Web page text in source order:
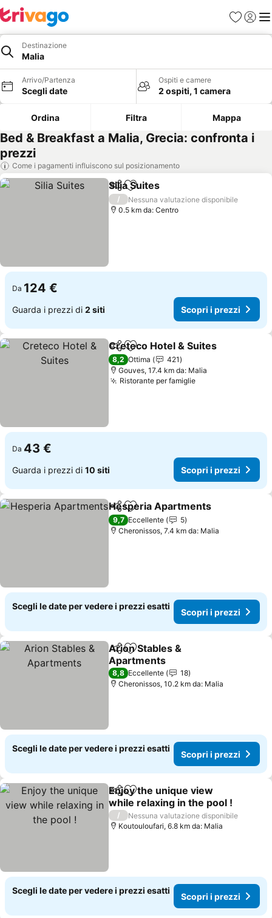
PreferitiAccedi
Destinazione
Malia
Arrivo/Partenza
Scegli date
Ospiti e camere
2 ospiti, 1 camera
Ordina Filtra Mappa
Bed & Breakfast a Malia, Grecia: confronta i
prezzi
Come i pagamenti influiscono sul posizionamento
CondividiAggiungi ai preferiti
Silia Suites
/
Nessuna valutazione disponibile
0.5 km da: Centro
Da 124 €
Guarda i prezzi di 2 siti Scopri i prezzi
CondividiAggiungi ai preferiti
Creteco Hotel & Suites
8,2 Ottima
421
Gouves, 17.4 km da: Malia
Ristorante per famiglie
Da 43 €
Guarda i prezzi di 10 siti Scopri i prezzi
CondividiAggiungi ai preferiti
Hesperia Apartments
9,7 Eccellente
5
Cheronissos, 7.4 km da: Malia
Scegli le date per vedere i prezzi esatti
Scopri i prezzi
CondividiAggiungi ai preferiti
Arion Stables &
Apartments
8,8 Eccellente
18
Cheronissos, 10.2 km da: Malia
Scegli le date per vedere i prezzi esatti
Scopri i prezzi
CondividiAggiungi ai preferiti
Enjoy the unique view
while relaxing in the pool !
/
Nessuna valutazione disponibile
Koutouloufari, 6.8 km da: Malia
Scegli le date per vedere i prezzi esatti
Scopri i prezzi